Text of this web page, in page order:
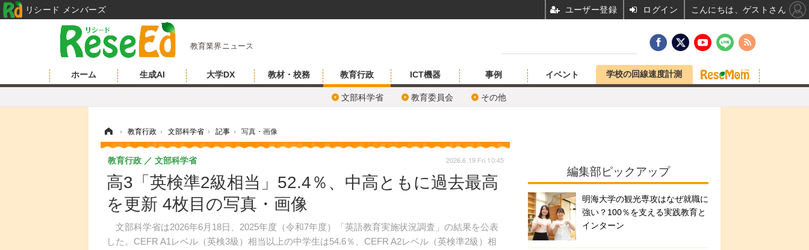
教育業界ニュース
ホーム 生成AI 大学DX 教材・校務 教育行政
文部科学省 教育委員会 その他
ICT機器 事例 イベント 学校の回線速度計測
› 教育行政 › 文部科学省 › 記事 › 写真・画像
高3「英検準2級相当」52.4％、中高ともに過去最高
を更新 4枚目の写真・画像
文部科学省は2026年6月18日、2025年度（令和7年度）「英語教育実施状況調査」の結果を公表
した。CEFR A1レベル（英検3級）相当以上の中学生は54.6％、CEFR A2レベル（英検準2級）相
教育行政 文部科学省 2026.6.19 Fri 10:45
編集部ピックアップ
明海大学の観光専攻はなぜ就職に
強い？100％を支える実践教育と
インターン
リシード メンバーズ ユーザー登録 ログイン こんにちは、ゲストさん